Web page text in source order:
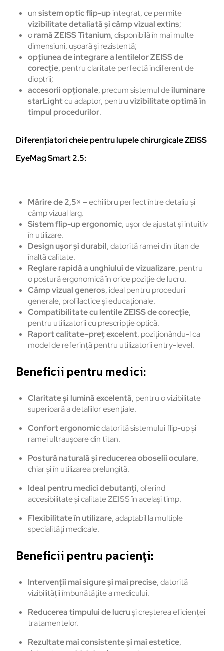
unsistem optic flip-upintegrat, ce permite
vizibilitate detaliată și câmp vizual extins;
oramă ZEISS Titanium, disponibilă în mai multe
dimensiuni, ușoară și rezistentă;
opțiunea de integrare a lentilelor ZEISS de
corecție, pentru claritate perfectă indiferent de
dioptrii;
accesorii opționale, precum sistemul deiluminare
starLightcu adaptor, pentruvizibilitate optimă în
timpul procedurilor.
Diferențiatori cheie pentru lupele chirurgicale ZEISS
EyeMag Smart 2.5:
Mărire de 2,5× – echilibru perfect între detaliu și
câmp vizual larg.
Sistem flip-up ergonomic, ușor de ajustat și intuitiv
în utilizare.
Design ușor și durabil, datorită ramei din titan de
înaltă calitate.
Reglare rapidă a unghiului de vizualizare, pentru
o postură ergonomică în orice poziție de lucru.
Câmp vizual generos, ideal pentru proceduri
generale, profilactice și educaționale.
Compatibilitate cu lentile ZEISS de corecție,
pentru utilizatorii cu prescripție optică.
Raport calitate–preț excelent, poziționându-l ca
model de referință pentru utilizatorii entry-level.
Beneficii pentru medici:
Claritate și lumină excelentă, pentru o vizibilitate
superioară a detaliilor esențiale.
Confort ergonomicdatorită sistemului flip-up și
ramei ultraușoare din titan.
Postură naturală și reducerea oboselii oculare,
chiar și în utilizarea prelungită.
Ideal pentru medici debutanți, oferind
accesibilitate și calitate ZEISS în același timp.
Flexibilitate în utilizare, adaptabil la multiple
specialități medicale.
Beneficii pentru pacienți:
Intervenții mai sigure și mai precise, datorită
vizibilității îmbunătățite a medicului.
Reducerea timpului de lucruși creșterea eficienței
tratamentelor.
Rezultate mai consistente și mai estetice,